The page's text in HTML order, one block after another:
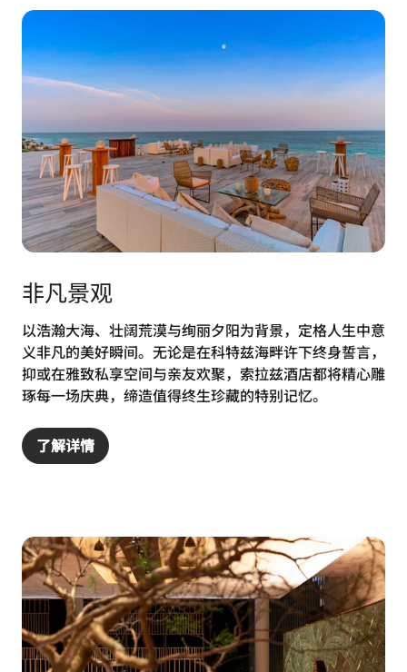
非凡景观
以浩瀚大海、壮阔荒漠与绚丽夕阳为背景，定格人生中意
义非凡的美好瞬间。无论是在科特兹海畔许下终身誓言，
抑或在雅致私享空间与亲友欢聚，索拉兹酒店都将精心雕
琢每一场庆典，缔造值得终生珍藏的特别记忆。
了解详情